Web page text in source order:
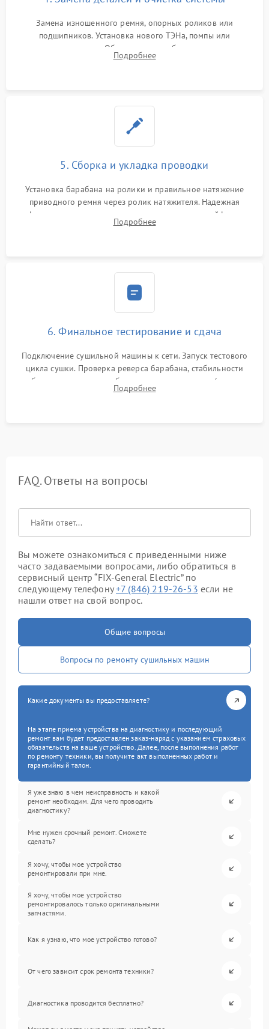
Замена изношенного ремня, опорных роликов или
подшипников. Установка нового ТЭНа, помпы или
термодатчиков. Обязательная глубокая очистка
конденсатора, крыльчатки вентилятора и воздуховодов от
Подробнее
5. Сборка и укладка проводки
Установка барабана на ролики и правильное натяжение
приводного ремня через ролик натяжителя. Надежная
фиксация всех узлов, подключение клемм и шлейфов к
модулю управления. Монтаж корпусных панелей, люка и
Подробнее
6. Финальное тестирование и сдача
Подключение сушильной машины к сети. Запуск тестового
цикла сушки. Проверка реверса барабана, стабильности
набора температуры, работы дренажного насоса (откачка
конденсата) и отсутствия посторонних скрипов, стуков или
Подробнее
FAQ. Ответы на вопросы
Вы можете ознакомиться с приведенными ниже
часто задаваемыми вопросами, либо обратиться в
сервисный центр “FIX-General Electric” по
следующему телефону+7 (846) 219-26-53 если не
нашли ответ на свой вопрос.
Общие вопросы
Вопросы по ремонту сушильных машин
Какие документы вы предоставляете?
На этапе приема устройства на диагностику и последующий
ремонт вам будет предоставлен заказ-наряд с указанием страховых
обязательств на ваше устройство. Далее, после выполнения работ
по ремонту техники, вы получите акт выполненных работ и
гарантийный талон.
Я уже знаю в чем неисправность и какой
ремонт необходим. Для чего проводить
диагностику?
Мне нужен срочный ремонт. Сможете
сделать?
Я хочу, чтобы мое устройство
ремонтировали при мне.
Я хочу, чтобы мое устройство
ремонтировалось только оригинальными
запчастями.
Как я узнаю, что мое устройство готово?
От чего зависит срок ремонта техники?
Диагностика проводится бесплатно?